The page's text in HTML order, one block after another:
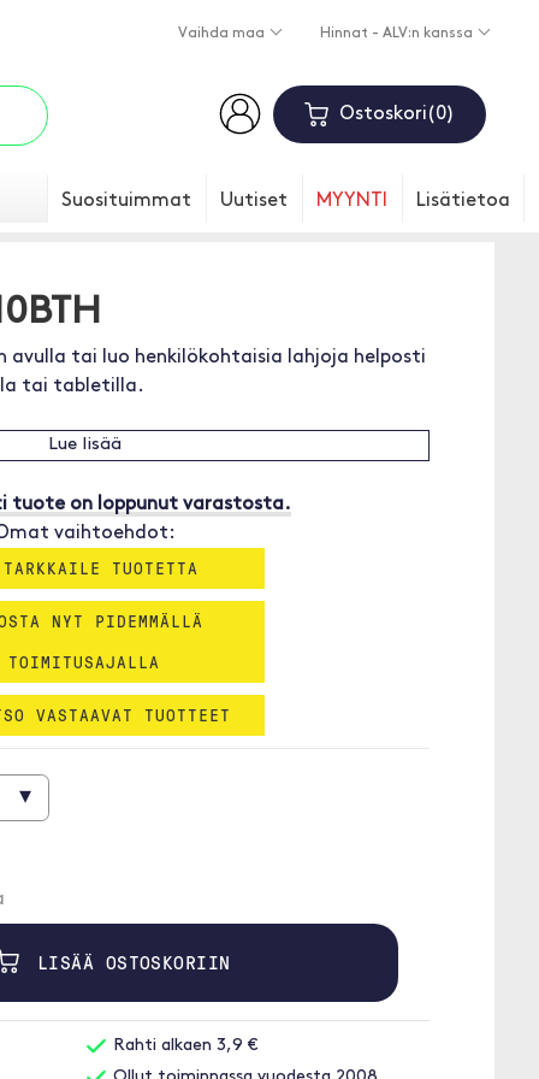
Vaihda maa Hinnat - ALV:n kanssa
Ostoskori 0
Suosituimmat Uutiset MYYNTI Lisätietoa
tai luo henkilökohtaisia lahjoja helposti
tai tabletilla.
Lue lisää
tuote on loppunut varastosta.
vaihtoehdot:
TUOTETTA
NYT PIDEMMÄLLÄ
TOIMITUSAJALLA
VASTAAVAT TUOTTEET
▾
LISÄÄ OSTOSKORIIN
Rahti alkaen 3,9 €